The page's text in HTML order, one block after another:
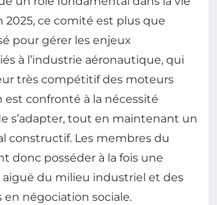
2025, ce comité est plus que
pour gérer les enjeux
à l’industrie aéronautique, qui
très compétitif des moteurs
est confronté à la nécessité
s’adapter, tout en maintenant un
constructif. Les membres du
donc posséder à la fois une
aiguë du milieu industriel et des
négociation sociale.